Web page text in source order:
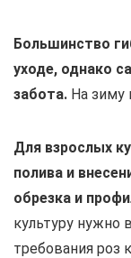
Большинство
уходе, однако
забота. На зиму
Для взрослых
полива и
обрезка и
культуру нужно
требования роз